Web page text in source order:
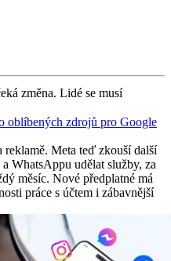
změna. Lidé se musí
oblíbených zdrojů pro Google
reklamě. Meta teď zkouší další
WhatsAppu udělat služby, za
měsíc. Nové předplatné má
práce s účtem i zábavnější